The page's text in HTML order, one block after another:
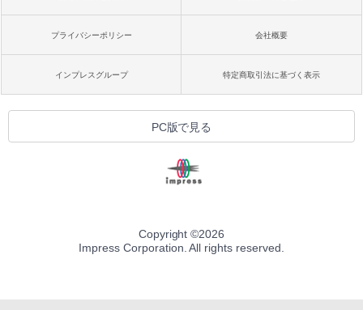
プライバシーポリシー 会社概要
インプレスグループ 特定商取引法に基づく表示
PC版で見る
Copyright ©2026
Impress Corporation. All rights reserved.